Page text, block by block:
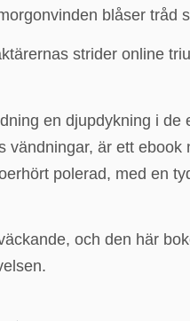
blåser tråd
strider online
en djupdykning i
är ett
polerad, med en
och den här